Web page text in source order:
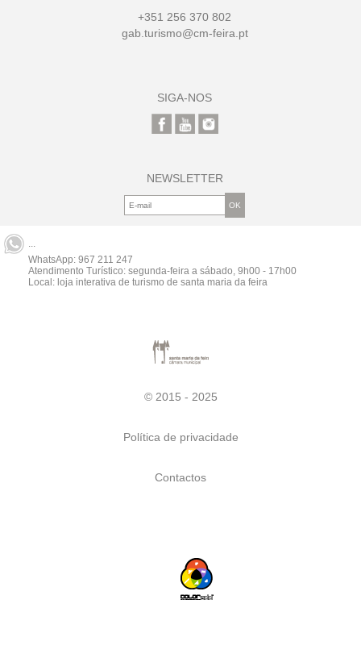
+351 256 370 802
gab.turismo@cm-feira.pt
SIGA-NOS
NEWSLETTER
WhatsApp: 967 211 247
Atendimento Turístico: segunda-feira a sábado, 9h00 - 17h00
Local: loja interativa de turismo de santa maria da feira
© 2015 - 2025
Política de privacidade
Contactos